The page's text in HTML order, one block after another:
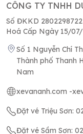
CÔNG TY TNHH
Số ĐKKD
Hoá Cấp Ngày 15/
Số 1 Nguyễn Chí
Thành phố Thanh
Nam
xevananh.com -
Đặt vé Triệu Sơn:
Đặt vé Sầm Sơn: